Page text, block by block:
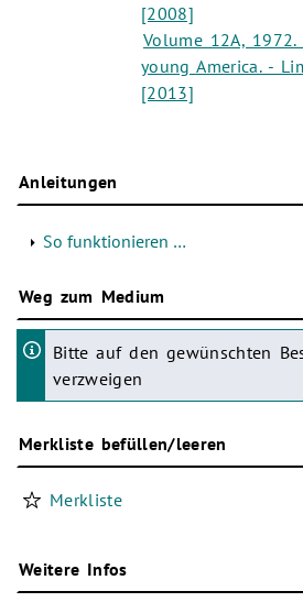
[2008]
Volume 12A,
young America. -
[2013]
Anleitungen
So funktionieren …
Weg zum Medium
Bitte auf den gewünschten
verzweigen
Merkliste befüllen/leeren
Merkliste
Weitere Infos